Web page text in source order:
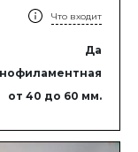
Что входит
Да
от 40 до 60 мм.